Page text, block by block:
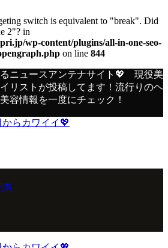
switch is equivalent to "break". Did
2"? in
wp-content/plugins/all-in-one-seo-
on line 844
ニュースアンテナサイト💖 現役美
リストが投稿してます！流行りのヘ
容情報を一度にチェック！
事